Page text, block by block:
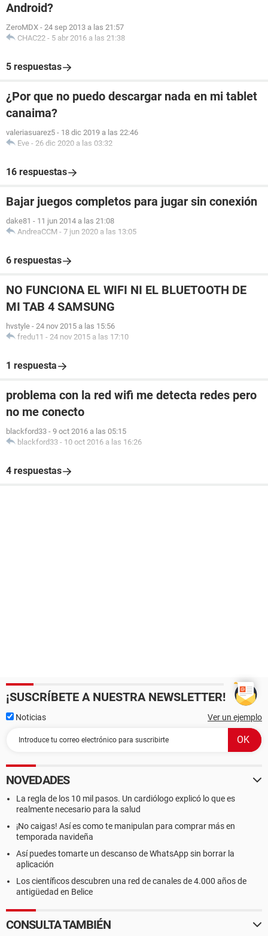
Android?
ZeroMDX - 24 sep 2013 a las 21:57
CHAC22 - 5 abr 2016 a las 21:38
5 respuestas
¿Por que no puedo descargar nada en mi tablet
canaima?
valeriasuarez5 - 18 dic 2019 a las 22:46
Eve - 26 dic 2020 a las 03:32
16 respuestas
Bajar juegos completos para jugar sin conexión
dake81 - 11 jun 2014 a las 21:08
AndreaCCM - 7 jun 2020 a las 13:05
6 respuestas
NO FUNCIONA EL WIFI NI EL BLUETOOTH DE
MI TAB 4 SAMSUNG
hvstyle - 24 nov 2015 a las 15:56
fredu11 - 24 nov 2015 a las 17:10
1 respuesta
problema con la red wifi me detecta redes pero
no me conecto
blackford33 - 9 oct 2016 a las 05:15
blackford33 - 10 oct 2016 a las 16:26
4 respuestas
¡SUSCRÍBETE A NUESTRA NEWSLETTER!
Noticias Ver un ejemplo
NOVEDADES
La regla de los 10 mil pasos. Un cardiólogo explicó lo que es
realmente necesario para la salud
¡No caigas! Así es como te manipulan para comprar más en
temporada navideña
Así puedes tomarte un descanso de WhatsApp sin borrar la
aplicación
Los científicos descubren una red de canales de 4.000 años de
antigüedad en Belice
CONSULTA TAMBIÉN